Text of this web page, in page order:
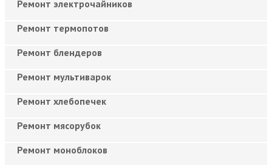
Ремонт электрочайников
Ремонт термопотов
Ремонт блендеров
Ремонт мультиварок
Ремонт хлебопечек
Ремонт мясорубок
Ремонт моноблоков